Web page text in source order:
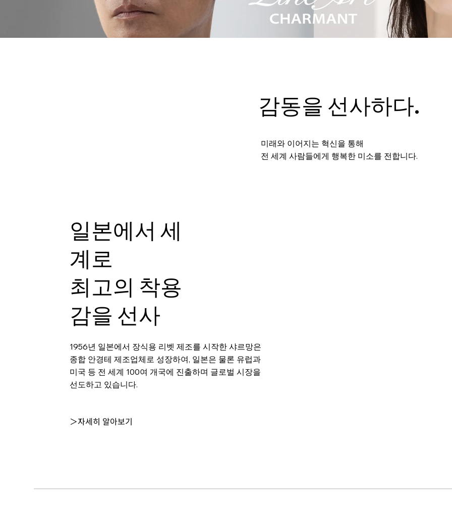
감동을 선사하다.
미래와 이어지는 혁신을 통해
전 세계 사람들에게 행복한 미소를 전합니다.
일본에서 세
계로
최고의 착용
감을 선사
1956년 일본에서 장식용 리벳 제조를 시작한 샤르망은
종합 안경테 제조업체로 성장하여, 일본은 물론 유럽과
미국 등 전 세계 100여 개국에 진출하며 글로벌 시장을
선도하고 있습니다.
＞자세히 알아보기